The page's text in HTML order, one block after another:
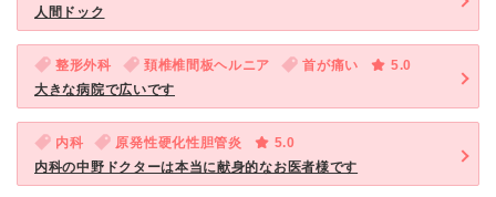
人間ドック
整形外科 頚椎椎間板ヘルニア 首が痛い
5.0
大きな病院で広いです
内科 原発性硬化性胆管炎
5.0
内科の中野ドクターは本当に献身的なお医者様です